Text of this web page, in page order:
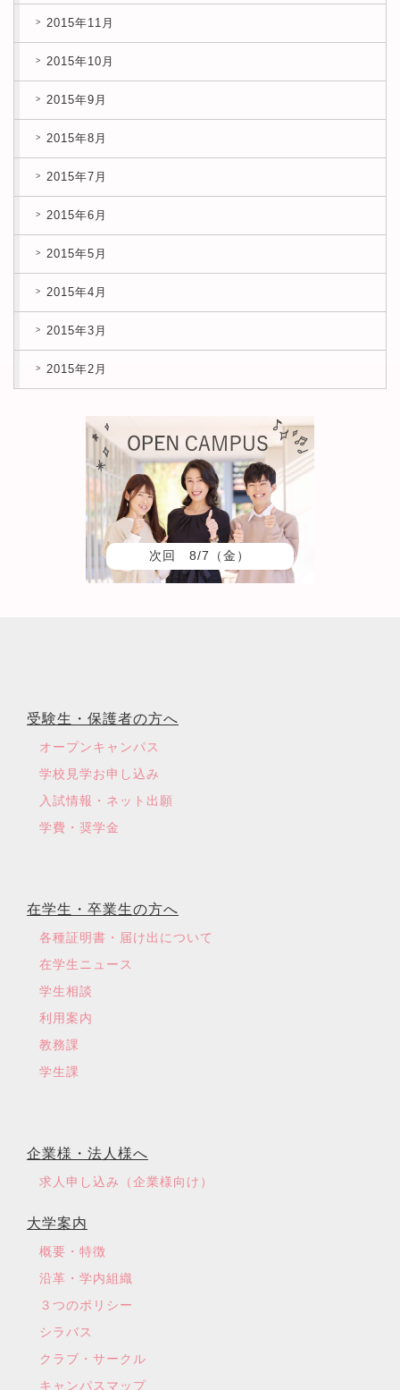
2015年11月
2015年10月
2015年9月
2015年8月
2015年7月
2015年6月
2015年5月
2015年4月
2015年3月
2015年2月
次回 8/7（金）
受験生・保護者の方へ
オープンキャンパス
学校見学お申し込み
入試情報・ネット出願
学費・奨学金
在学生・卒業生の方へ
各種証明書・届け出について
在学生ニュース
学生相談
利用案内
教務課
学生課
企業様・法人様へ
求人申し込み（企業様向け）
大学案内
概要・特徴
沿革・学内組織
３つのポリシー
シラバス
クラブ・サークル
キャンパスマップ